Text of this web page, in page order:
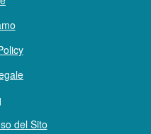
del Sito